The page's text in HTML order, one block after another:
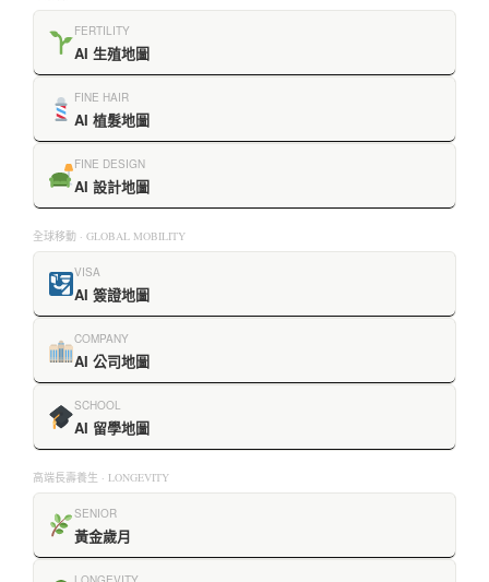
FERTILITY
AI 生殖地圖
FINE HAIR
AI 植髮地圖
FINE DESIGN
AI 設計地圖
全球移動 · GLOBAL MOBILITY
VISA
AI 簽證地圖
COMPANY
AI 公司地圖
SCHOOL
AI 留學地圖
高端長壽養生 · LONGEVITY
SENIOR
黃金歲月